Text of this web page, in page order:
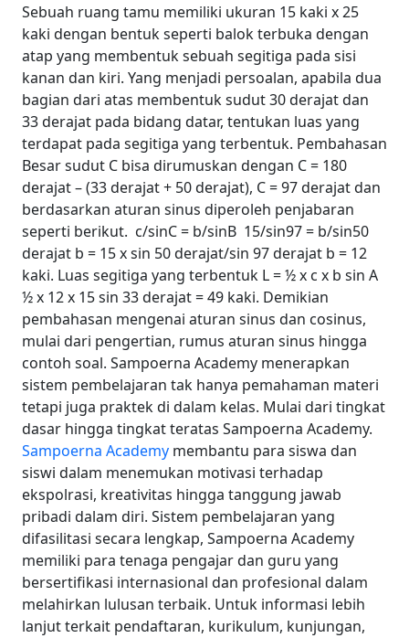
Sebuah ruang tamu memiliki ukuran 15 kaki x 25
kaki dengan bentuk seperti balok terbuka dengan
atap yang membentuk sebuah segitiga pada sisi
kanan dan kiri. Yang menjadi persoalan, apabila dua
bagian dari atas membentuk sudut 30 derajat dan
33 derajat pada bidang datar, tentukan luas yang
terdapat pada segitiga yang terbentuk. Pembahasan
Besar sudut C bisa dirumuskan dengan C = 180
derajat – (33 derajat + 50 derajat), C = 97 derajat dan
berdasarkan aturan sinus diperoleh penjabaran
seperti berikut. c/sinC = b/sinB 15/sin97 = b/sin50
derajat b = 15 x sin 50 derajat/sin 97 derajat b = 12
kaki. Luas segitiga yang terbentuk L = ½ x c x b sin A
½ x 12 x 15 sin 33 derajat = 49 kaki. Demikian
pembahasan mengenai aturan sinus dan cosinus,
mulai dari pengertian, rumus aturan sinus hingga
contoh soal. Sampoerna Academy menerapkan
sistem pembelajaran tak hanya pemahaman materi
tetapi juga praktek di dalam kelas. Mulai dari tingkat
dasar hingga tingkat teratas Sampoerna Academy.
Sampoerna Academy membantu para siswa dan
siswi dalam menemukan motivasi terhadap
ekspolrasi, kreativitas hingga tanggung jawab
pribadi dalam diri. Sistem pembelajaran yang
difasilitasi secara lengkap, Sampoerna Academy
memiliki para tenaga pengajar dan guru yang
bersertifikasi internasional dan profesional dalam
melahirkan lulusan terbaik. Untuk informasi lebih
lanjut terkait pendaftaran, kurikulum, kunjungan,